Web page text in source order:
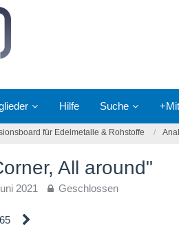
Hilfe Suche
für Edelmetalle & Rohstoffe
All around"
2021 Geschlossen
65